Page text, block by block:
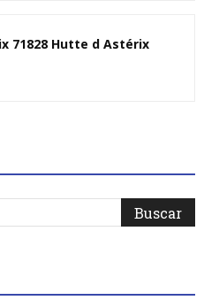
71828 Hutte d Astérix